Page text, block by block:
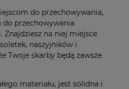
do przechowywania,
do przechowywania
na niej miejsce
naszyjników i
Twoje skarby będą zawsze
materiału, jest solidna i